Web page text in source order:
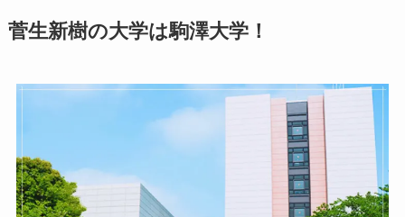
菅生新樹の大学は駒澤大学！